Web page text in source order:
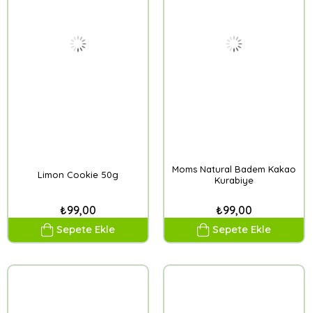
Limon Cookie 50g
₺99,00
Sepete Ekle
Moms Natural Badem Kakao
Kurabiye
₺99,00
Sepete Ekle